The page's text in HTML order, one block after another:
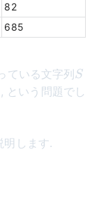
82
685
ている文字列 S
S
という問題でし
明します.